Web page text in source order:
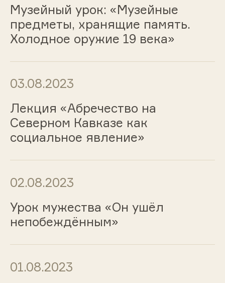
Музейный урок: «Музейные
предметы, хранящие память.
Холодное оружие 19 века»
03.08.2023
Лекция «Абречество на
Северном Кавказе как
социальное явление»
02.08.2023
Урок мужества «Он ушёл
непобеждённым»
01.08.2023